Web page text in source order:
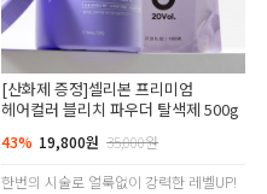
[산화제 증정]셀리본 프리미엄
헤어컬러 블리치 파우더 탈색제 500g
43% 19,800원 35,000원
한번의 시술로 얼룩없이 강력한 레벨UP!